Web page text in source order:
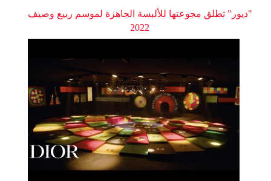
"ديور" تطلق مجوعتها للألبسة الجاهزة لموسم ربيع وصيف
2022